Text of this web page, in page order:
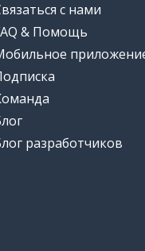
с нами
& Помощь
разработчиков